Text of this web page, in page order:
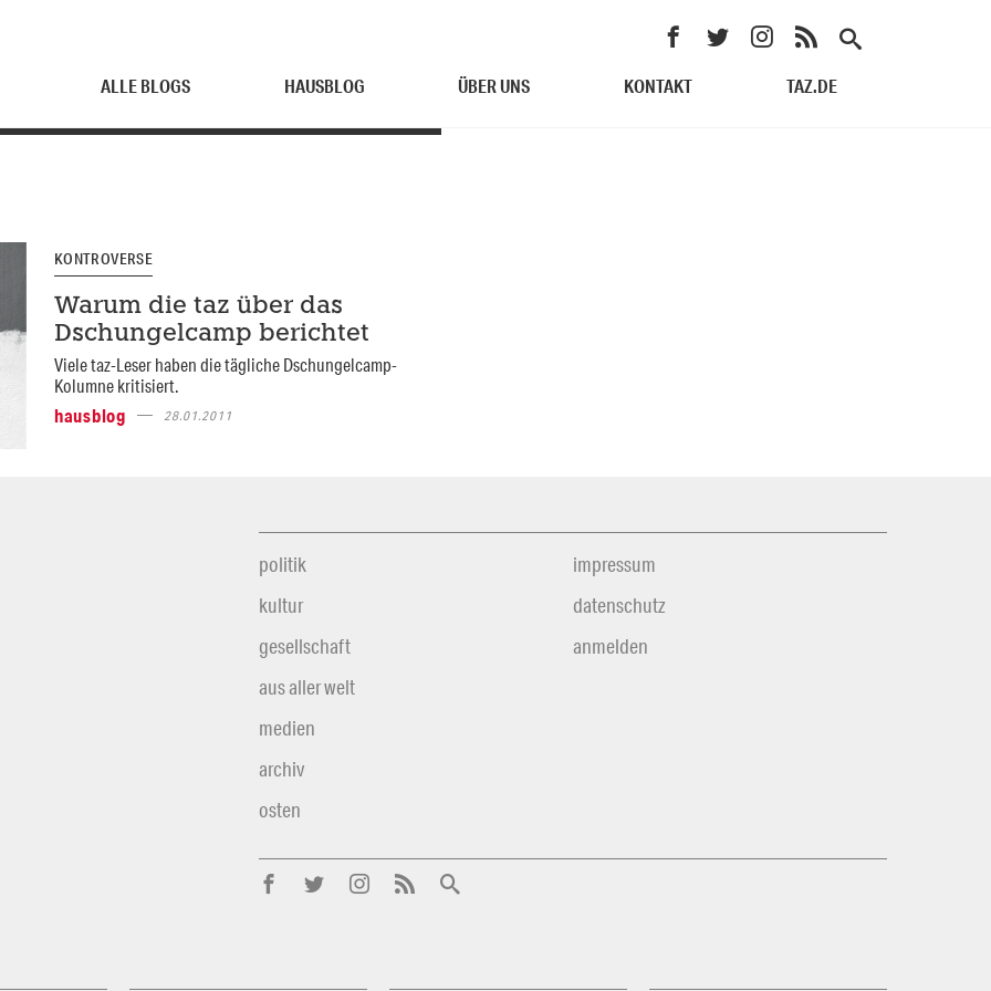
ALLE BLOGS HAUSBLOG ÜBER UNS KONTAKT TAZ.DE
KONTROVERSE
Warum die taz über das
Dschungelcamp berichtet
Viele taz-Leser haben die tägliche Dschungelcamp-
Kolumne kritisiert.
hausblog
28.01.2011
politik
kultur
gesellschaft
aus aller welt
medien
archiv
osten
impressum
datenschutz
anmelden